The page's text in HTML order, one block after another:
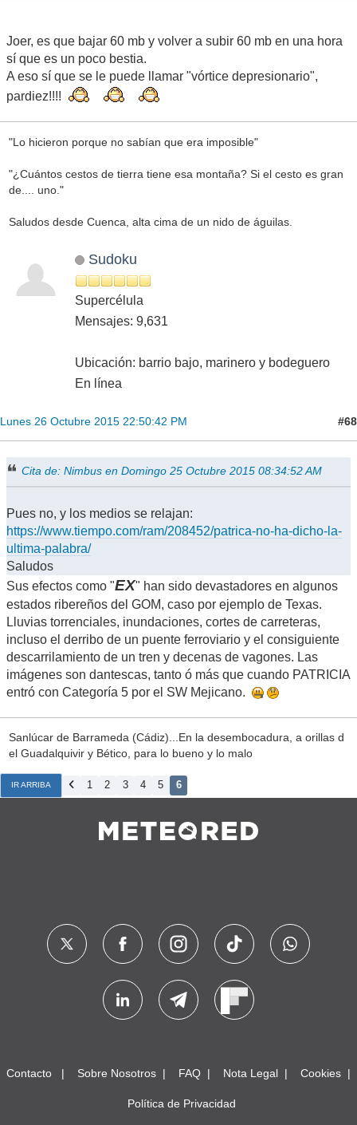
Joer, es que bajar 60 mb y volver a subir 60 mb en una hora
sí que es un poco bestia.
A eso sí que se le puede llamar "vórtice depresionario",
pardiez!!!!
"Lo hicieron porque no sabían que era imposible"
"¿Cuántos cestos de tierra tiene esa montaña? Si el cesto es gran
de.... uno."
Saludos desde Cuenca, alta cima de un nido de águilas.
Sudoku
Supercélula
Mensajes: 9,631
Ubicación: barrio bajo, marinero y bodeguero
En línea
Lunes 26 Octubre 2015 22:50:42 PM #68
Cita de: Nimbus en Domingo 25 Octubre 2015 08:34:52 AM
Pues no, y los medios se relajan:
https://www.tiempo.com/ram/208452/patrica-no-ha-dicho-la-
ultima-palabra/
Saludos
Sus efectos como "EX" han sido devastadores en algunos
estados ribereños del GOM, caso por ejemplo de Texas.
Lluvias torrenciales, inundaciones, cortes de carreteras,
incluso el derribo de un puente ferroviario y el consiguiente
descarrilamiento de un tren y decenas de vagones. Las
imágenes son dantescas, tanto ó más que cuando PATRICIA
entró con Categoría 5 por el SW Mejicano.
Sanlúcar de Barrameda (Cádiz)...En la desembocadura, a orillas d
el Guadalquivir y Bético, para lo bueno y lo malo
IR ARRIBA 1 2 3 4 5 6
Contacto Sobre Nosotros FAQ Nota Legal Cookies
Política de Privacidad